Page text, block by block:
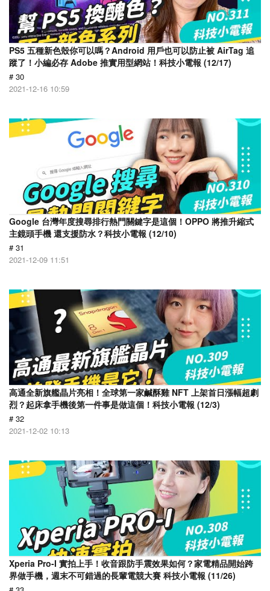
PS5 五種新色殼你可以嗎？Android 用戶也可以防止被 AirTag 追
蹤了！小編必存 Adobe 推實用型網站！科技小電報 (12/17)
# 30
2021-12-16 10:59
Google 台灣年度搜尋排行熱門關鍵字是這個！OPPO 將推升縮式
主鏡頭手機 還支援防水？科技小電報 (12/10)
# 31
2021-12-09 11:51
高通全新旗艦晶片亮相！全球第一家鹹酥雞 NFT 上架首日漲幅超劇
烈？起床拿手機後第一件事是做這個！科技小電報 (12/3)
# 32
2021-12-02 10:13
Xperia Pro-I 實拍上手！收音跟防手震效果如何？家電精品開始跨
界做手機，週末不可錯過的長輩電競大賽 科技小電報 (11/26)